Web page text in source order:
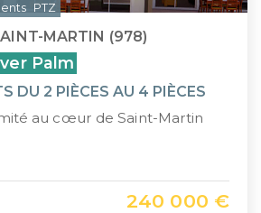
MARTIN (978)
Palm
DU 2 PIÈCES AU 4 PIÈCES
au cœur de Saint-Martin
240 000 €
PTZ